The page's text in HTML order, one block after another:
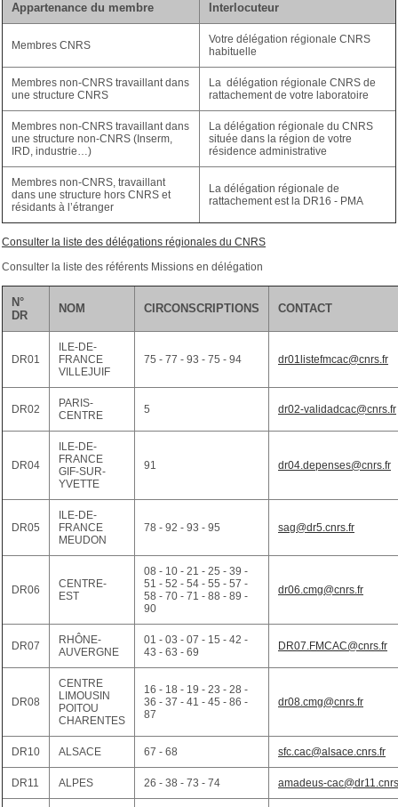
Appartenance du membre Interlocuteur
Membres CNRS
Votre délégation régionale CNRS
habituelle
Membres non-CNRS travaillant dans
une structure CNRS
La délégation régionale CNRS de
rattachement de votre laboratoire
Membres non-CNRS travaillant dans
une structure non-CNRS (Inserm,
IRD, industrie…)
La délégation régionale du CNRS
située dans la région de votre
résidence administrative
Membres non-CNRS, travaillant
dans une structure hors CNRS et
résidants à l’étranger
La délégation régionale de
rattachement est la DR16 - PMA
Consulter la liste des délégations régionales du CNRS
Consulter la liste des référents Missions en délégation
N°
DR
NOM CIRCONSCRIPTIONS CONTACT
DR01
ILE-DE-
FRANCE
VILLEJUIF
75 - 77 - 93 - 75 - 94 dr01listefmcac@cnrs.fr
DR02
PARIS-
CENTRE
5 dr02-validadcac@cnrs.fr
DR04
ILE-DE-
FRANCE
GIF-SUR-
YVETTE
91 dr04.depenses@cnrs.fr
DR05
ILE-DE-
FRANCE
MEUDON
78 - 92 - 93 - 95 sag@dr5.cnrs.fr
DR06
CENTRE-
EST
08 - 10 - 21 - 25 - 39 -
51 - 52 - 54 - 55 - 57 -
58 - 70 - 71 - 88 - 89 -
90
dr06.cmg@cnrs.fr
DR07
RHÔNE-
AUVERGNE
01 - 03 - 07 - 15 - 42 -
43 - 63 - 69
DR07.FMCAC@cnrs.fr
DR08
CENTRE
LIMOUSIN
POITOU
CHARENTES
16 - 18 - 19 - 23 - 28 -
36 - 37 - 41 - 45 - 86 -
87
dr08.cmg@cnrs.fr
DR10 ALSACE 67 - 68 sfc.cac@alsace.cnrs.fr
DR11 ALPES 26 - 38 - 73 - 74 amadeus-